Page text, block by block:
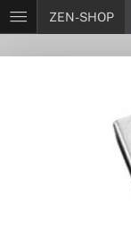
ZEN-SHOP